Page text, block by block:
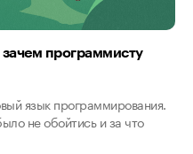
программисту
язык программирования.
не обойтись и за что